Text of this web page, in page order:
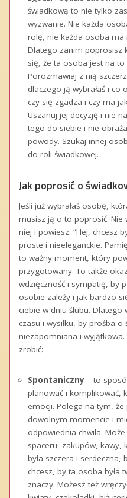
świadkową to nie tylko
wyzwanie. Nie każda
rolę, nie każda osoba ma
Dlatego zanim poprosisz
się, że ta osoba jest na
Porozmawiaj z nią
dlaczego ją wybrałaś i co
czy się zgadza i czy ma
Uszanuj jej decyzję i nie
tego do siebie i nie
powody. Szukaj innej
do roli świadkowej.
Jak poprosić o
Jeśli już wybrałaś osobę,
musisz ją o to poprosić. Nie
niej i powiesz: “Hej, chcesz
proste i nieeleganckie.
to ważny moment, który
przygotowany. To także
wdzięczność i sympatię, by
osobie zależy i jak bardzo
ciebie w dniu ślubu.
czasu i wysiłku, by prośba o
niezapomniana i
zrobić:
Spontaniczny – to
planować i komplikować,
emocji. Polega na tym,
dowolnym momencie i
odpowiednia chwila.
spaceru, zakupów, kawy,
była szczera i serdeczna,
chcesz, by ta osoba była
znaczy. Możesz też